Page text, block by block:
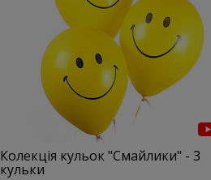
Колекція кульок "Смайлики" - 3
кульки